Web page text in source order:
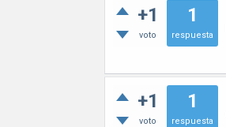
+1
voto
1
respuesta
+1
voto
1
respuesta